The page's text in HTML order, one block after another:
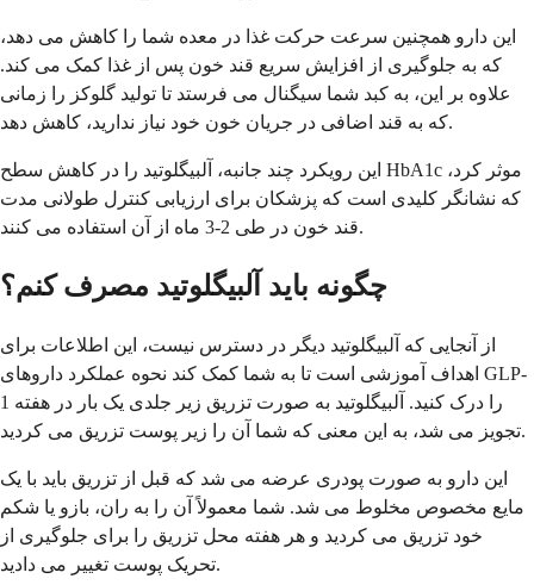
این دارو همچنین سرعت حرکت غذا در معده شما را کاهش می دهد،
که به جلوگیری از افزایش سریع قند خون پس از غذا کمک می کند.
علاوه بر این، به کبد شما سیگنال می فرستد تا تولید گلوکز را زمانی
که به قند اضافی در جریان خون خود نیاز ندارید، کاهش دهد.
این رویکرد چند جانبه، آلبیگلوتید را در کاهش سطح HbA1c موثر کرد،
که نشانگر کلیدی است که پزشکان برای ارزیابی کنترل طولانی مدت
قند خون در طی 2-3 ماه از آن استفاده می کنند.
چگونه باید آلبیگلوتید مصرف کنم؟
از آنجایی که آلبیگلوتید دیگر در دسترس نیست، این اطلاعات برای
اهداف آموزشی است تا به شما کمک کند نحوه عملکرد داروهای GLP-
1 را درک کنید. آلبیگلوتید به صورت تزریق زیر جلدی یک بار در هفته
تجویز می شد، به این معنی که شما آن را زیر پوست تزریق می کردید.
این دارو به صورت پودری عرضه می شد که قبل از تزریق باید با یک
مایع مخصوص مخلوط می شد. شما معمولاً آن را به ران، بازو یا شکم
خود تزریق می کردید و هر هفته محل تزریق را برای جلوگیری از
تحریک پوست تغییر می دادید.